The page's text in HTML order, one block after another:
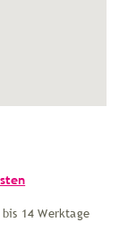
14 Werktage